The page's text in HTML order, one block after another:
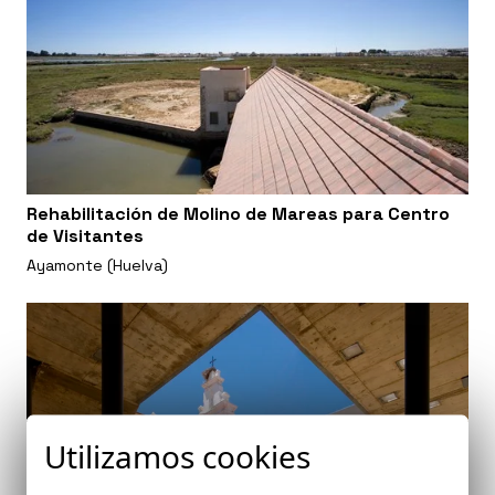
Rehabilitación de Molino de Mareas para Centro
de Visitantes
Ayamonte (Huelva)
Utilizamos cookies